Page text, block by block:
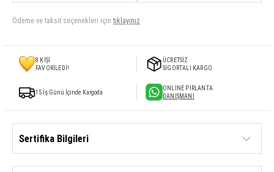
Ödeme ve taksit seçenekleri için tıklayınız
8 KİŞİ
FAVORİLEDİ!
ÜCRETSİZ
SİGORTALI KARGO
15 İş Günü İçinde Kargoda
ONLINE PIRLANTA
DANIŞMANI
Sertifika Bilgileri